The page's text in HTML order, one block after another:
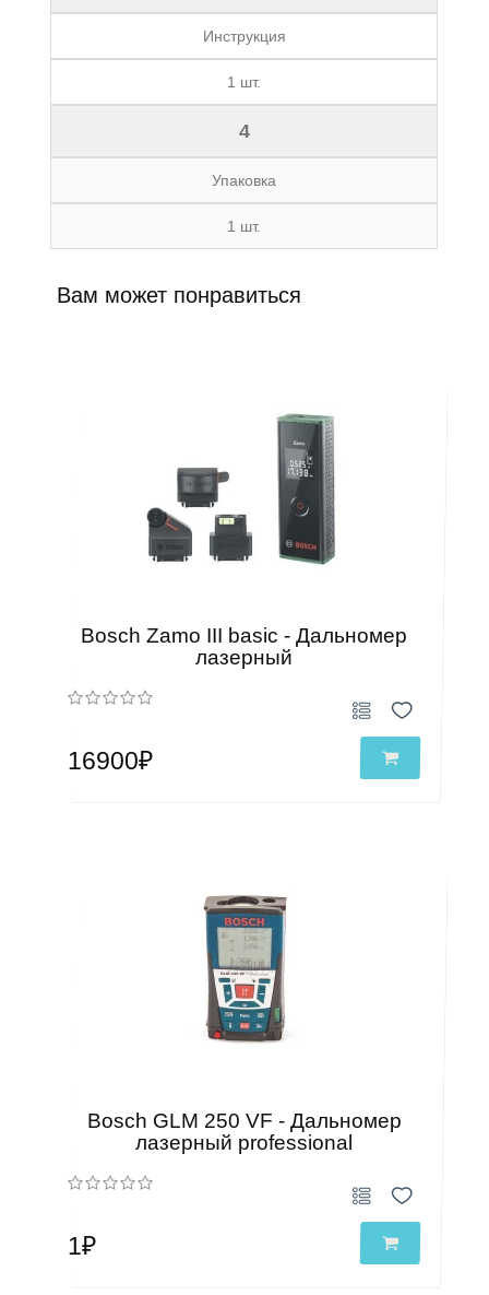
Инструкция
1 шт.
4
Упаковка
1 шт.
Вам может понравиться
Bosch Zamo III basic - Дальномер
лазерный
16900₽
Bosch GLM 250 VF - Дальномер
лазерный professional
1₽